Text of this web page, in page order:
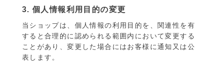
3. 個人情報利用目的の変更
当ショップは、個人情報の利用目的を、関連性を有
すると合理的に認められる範囲内において変更する
ことがあり、変更した場合にはお客様に通知又は公
表します。